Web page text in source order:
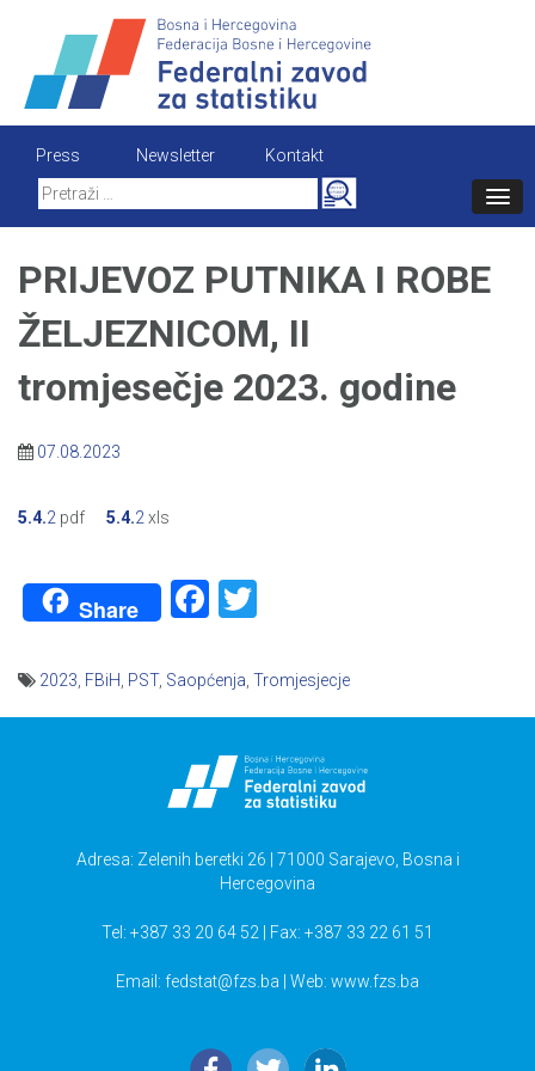
content
Press Newsletter
Kontakt
Search
for:
PRIJEVOZ PUTNIKA I ROBE
ŽELJEZNICOM, II
tromjesečje 2023. godine
07.08.2023
5.4.2 pdf 5.4.2 xls
Share Facebook
2023 FBiH PST, Saopćenja Tromjesjecje
Adresa: Zelenih beretki 26 | 71000 Sarajevo, Bosna i
Hercegovina
Tel: +387 33 20 64 52 | Fax: +387 33 22 61 51
Email: fedstat@fzs.ba | Web: www.fzs.ba